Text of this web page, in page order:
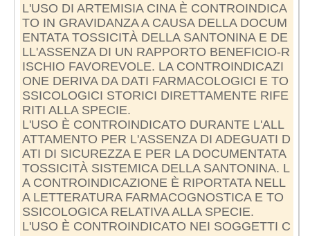
L'USO DI ARTEMISIA CINA È CONTROINDICA
TO IN GRAVIDANZA A CAUSA DELLA DOCUM
ENTATA TOSSICITÀ DELLA SANTONINA E DE
LL'ASSENZA DI UN RAPPORTO BENEFICIO-R
ISCHIO FAVOREVOLE. LA CONTROINDICAZI
ONE DERIVA DA DATI FARMACOLOGICI E TO
SSICOLOGICI STORICI DIRETTAMENTE RIFE
RITI ALLA SPECIE.
L'USO È CONTROINDICATO DURANTE L'ALL
ATTAMENTO PER L'ASSENZA DI ADEGUATI D
ATI DI SICUREZZA E PER LA DOCUMENTATA
TOSSICITÀ SISTEMICA DELLA SANTONINA. L
A CONTROINDICAZIONE È RIPORTATA NELL
A LETTERATURA FARMACOGNOSTICA E TO
SSICOLOGICA RELATIVA ALLA SPECIE.
L'USO È CONTROINDICATO NEI SOGGETTI C